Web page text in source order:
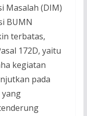
Masalah (DIM)
BUMN
terbatas,
172D, yaitu
kegiatan
pada
yang